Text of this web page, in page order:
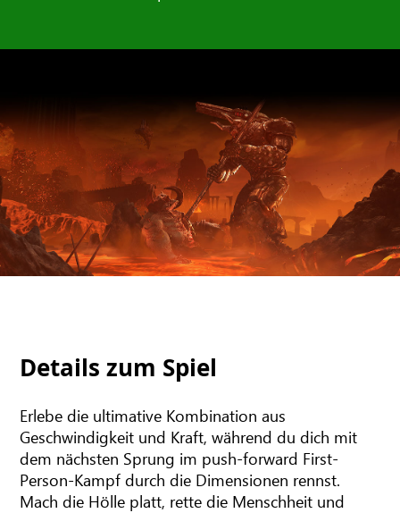
Details zum Spiel
Erlebe die ultimative Kombination aus
Geschwindigkeit und Kraft, während du dich mit
dem nächsten Sprung im push-forward First-
Person-Kampf durch die Dimensionen rennst.
Mach die Hölle platt, rette die Menschheit und